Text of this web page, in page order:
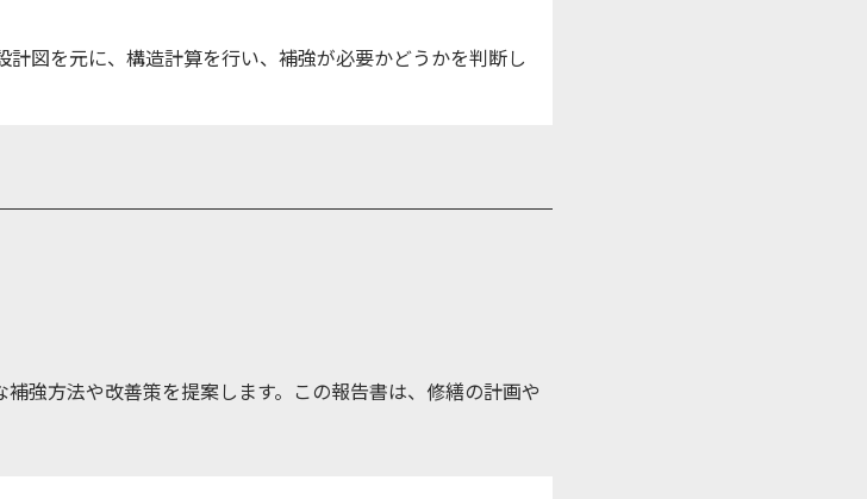
図を元に、構造計算を行い、補強が必要かどうかを判断し
強方法や改善策を提案します。この報告書は、修繕の計画や